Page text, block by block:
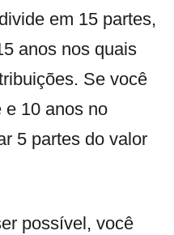
em 15 partes,
anos nos quais
Se você
e 10 anos no
5 partes do valor
possível, você